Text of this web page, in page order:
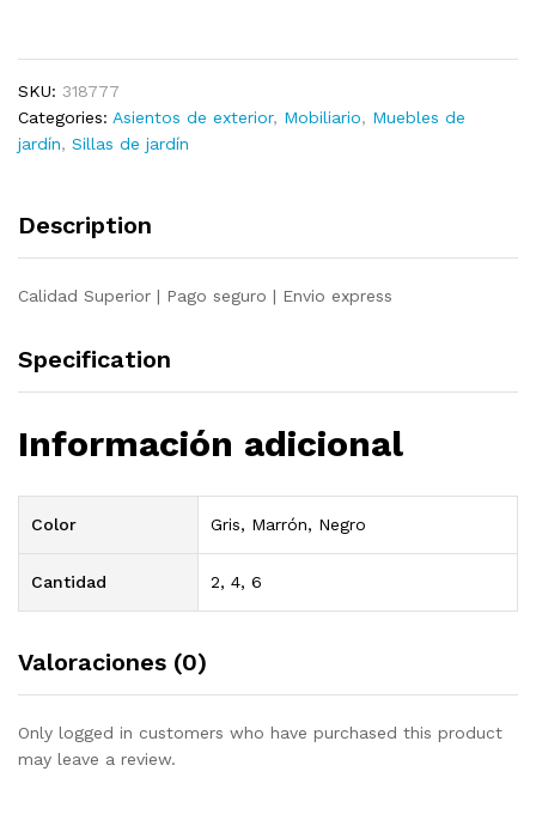
textilene
negro
quantity
SKU: 318777
Categories: Asientos de exterior, Mobiliario, Muebles de
jardín, Sillas de jardín
Description
Calidad Superior | Pago seguro | Envio express
Specification
Información adicional
Color Gris, Marrón, Negro
Cantidad 2, 4, 6
Valoraciones (0)
Only logged in customers who have purchased this product
may leave a review.